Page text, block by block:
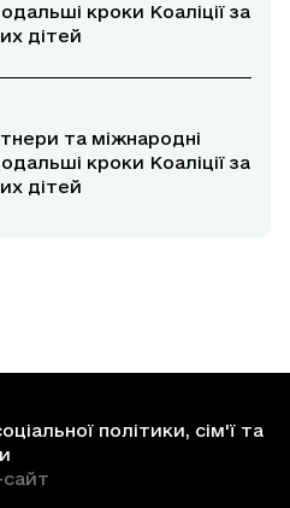
кроки Коаліції за
дітей
та міжнародні
кроки Коаліції за
дітей
політики, сім'ї та